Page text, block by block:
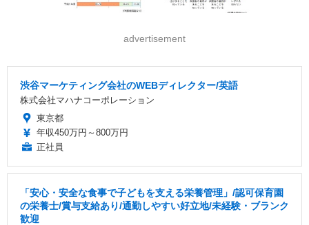
advertisement
渋谷マーケティング会社のWEBディレクター/英語
株式会社マハナコーポレーション
東京都
年収450万円～800万円
正社員
「安心・安全な食事で子どもを支える栄養管理」/認可保育園
の栄養士/賞与支給あり/通勤しやすい好立地/未経験・ブランク
歓迎